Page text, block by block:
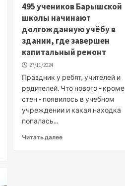
495 учеников Барышской
школы начинают
долгожданную учёбу в
здании, где завершен
капитальный ремонт
27/11/2024
Праздник у ребят, учителей и
родителей. Что нового - кроме
стен - появилось в учебном
учреждении и какая находка
попалась...
Читать далее